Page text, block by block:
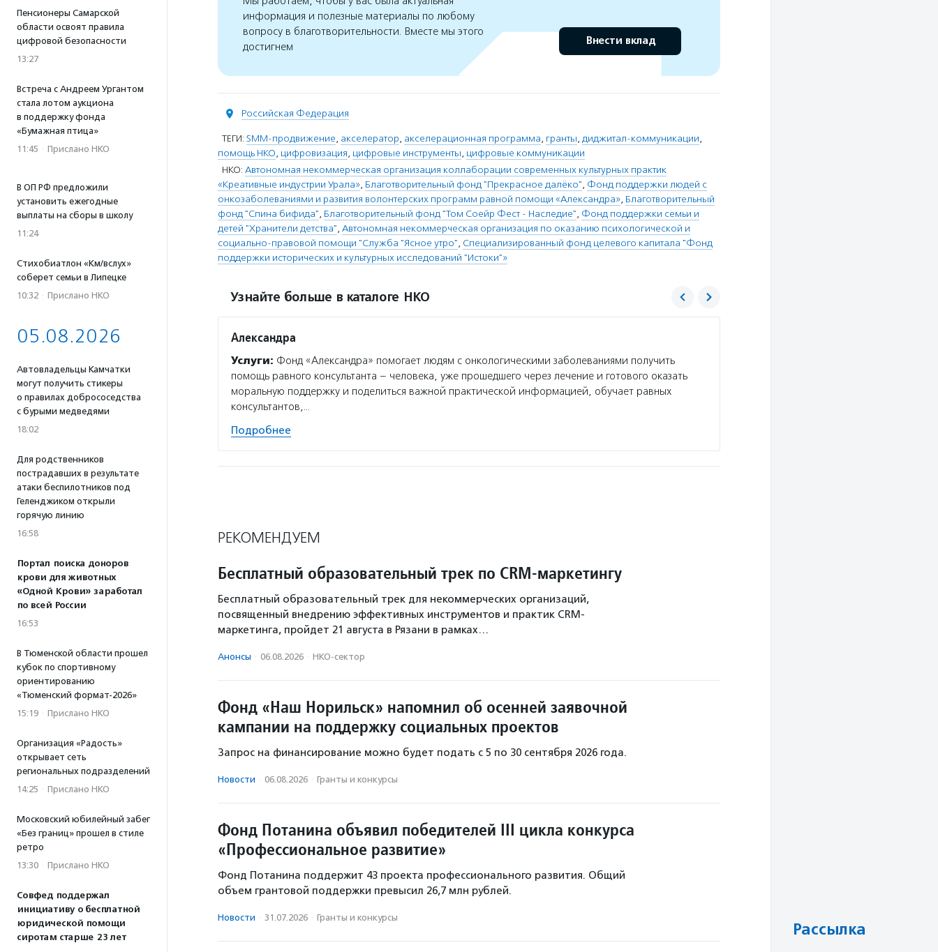
Пенсионеры Самарской
области освоят правила
цифровой безопасности
13:27
Встреча с Андреем Ургантом
стала лотом аукциона
в поддержку фонда
«Бумажная птица»
11:45 · Прислано НКО
В ОП РФ предложили
установить ежегодные
выплаты на сборы в школу
11:24
Стихобиатлон «Км/вслух»
соберет семьи в Липецке
10:32 · Прислано НКО
05.08.2026
Автовладельцы Камчатки
могут получить стикеры
о правилах добрососедства
с бурыми медведями
18:02
Для родственников
пострадавших в результате
атаки беспилотников под
Геленджиком открыли
горячую линию
16:58
Портал поиска доноров
крови для животных
«Одной Крови» заработал
по всей России
16:53
В Тюменской области прошел
кубок по спортивному
ориентированию
«Тюменский формат-2026»
15:19 · Прислано НКО
Организация «Радость»
открывает сеть
региональных подразделений
14:25 · Прислано НКО
Московский юбилейный забег
«Без границ» прошел в стиле
ретро
13:30 · Прислано НКО
Совфед поддержал
инициативу о бесплатной
юридической помощи
сиротам старше 23 лет
информация и полезные материалы по любому
вопросу в благотворительности. Вместе мы этого
достигнем
Внести вклад
Российская Федерация
ТЕГИ: SMM-продвижение, акселератор, акселерационная программа, гранты, диджитал-коммуникации,
помощь НКО, цифровизация, цифровые инструменты, цифровые коммуникации
НКО: Автономная некоммерческая организация коллаборации современных культурных практик
«Креативные индустрии Урала», Благотворительный фонд "Прекрасное далёко", Фонд поддержки людей с
онкозаболеваниями и развития волонтерских программ равной помощи «Александра», Благотворительный
фонд "Спина бифида", Благотворительный фонд "Том Соейр Фест - Наследие", Фонд поддержки семьи и
детей "Хранители детства", Автономная некоммерческая организация по оказанию психологической и
социально-правовой помощи "Служба "Ясное утро", Специализированный фонд целевого капитала "Фонд
поддержки исторических и культурных исследований "Истоки"»
Узнайте больше в каталоге НКО
Александра
Услуги: Фонд «Александра» помогает людям с онкологическими заболеваниями получить
помощь равного консультанта – человека, уже прошедшего через лечение и готового оказать
моральную поддержку и поделиться важной практической информацией, обучает равных
консультантов,…
Подробнее
РЕКОМЕНДУЕМ
Бесплатный образовательный трек по CRM-маркетингу
Бесплатный образовательный трек для некоммерческих организаций,
посвященный внедрению эффективных инструментов и практик CRM-
маркетинга, пройдет 21 августа в Рязани в рамках…
Анонсы · 06.08.2026 · НКО-сектор
Фонд «Наш Норильск» напомнил об осенней заявочной
кампании на поддержку социальных проектов
Запрос на финансирование можно будет подать с 5 по 30 сентября 2026 года.
Новости · 06.08.2026 · Гранты и конкурсы
Фонд Потанина объявил победителей III цикла конкурса
«Профессиональное развитие»
Фонд Потанина поддержит 43 проекта профессионального развития. Общий
объем грантовой поддержки превысил 26,7 млн рублей.
Новости · 31.07.2026 · Гранты и конкурсы
Рассылка